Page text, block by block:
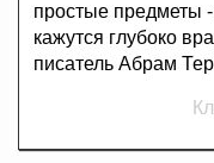
простые предметы
кажутся глубоко
писатель Абрам